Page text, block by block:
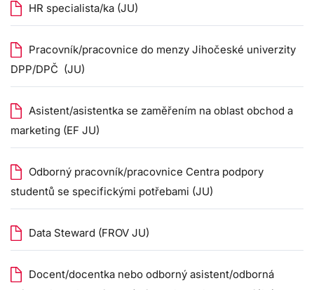
HR specialista/ka (JU)
Pracovník/pracovnice do menzy Jihočeské univerzity
DPP/DPČ (JU)
Asistent/asistentka se zaměřením na oblast obchod a
marketing (EF JU)
Odborný pracovník/pracovnice Centra podpory
studentů se specifickými potřebami (JU)
Data Steward (FROV JU)
Docent/docentka nebo odborný asistent/odborná